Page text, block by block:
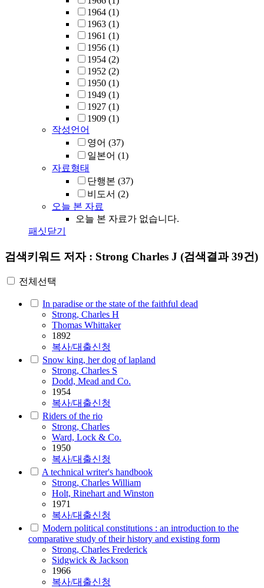
1964 (1)
1963 (1)
1961 (1)
1956 (1)
1954 (2)
1952 (2)
1950 (1)
1949 (1)
1927 (1)
1909 (1)
작성언어
영어 (37)
일본어 (1)
자료형태
단행본 (37)
비도서 (2)
오늘 본 자료
오늘 본 자료가 없습니다.
패싯닫기
검색키워드 저자 : Strong Charles J (검색결과 39건)
전체선택
In paradise or the state of the faithful dead
Strong, Charles H
Thomas Whittaker
1892
복사/대출신청
Snow king, her dog of lapland
Strong, Charles S
Dodd, Mead and Co.
1954
복사/대출신청
Riders of the rio
Strong, Charles
Ward, Lock & Co.
1950
복사/대출신청
A technical writer's handbook
Strong, Charles William
Holt, Rinehart and Winston
1971
복사/대출신청
Modern political constitutions : an introduction to the
comparative study of their history and existing form
Strong, Charles Frederick
Sidgwick & Jackson
1966
복사/대출신청